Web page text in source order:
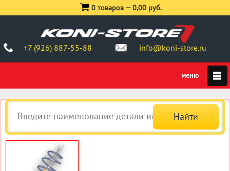
+7 (926) 887-55-88 info@koni-store.ru
0 товаров —0,00 руб.